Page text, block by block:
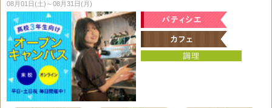
08月01日(土)～08月31日(月)